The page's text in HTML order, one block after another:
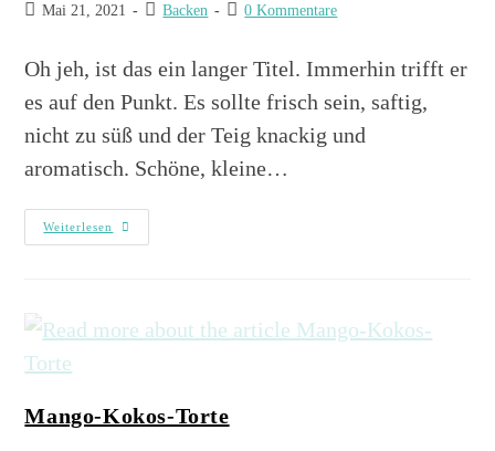
Mai 21, 2021 Backen 0 Kommentare
Oh jeh, ist das ein langer Titel. Immerhin trifft er
es auf den Punkt. Es sollte frisch sein, saftig,
nicht zu süß und der Teig knackig und
aromatisch. Schöne, kleine…
Weiterlesen
Mango-Kokos-Torte